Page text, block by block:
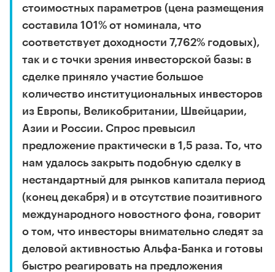
стоимостных параметров (цена размещения
составила 101% от номинала, что
соответствует доходности 7,762% годовых),
так и с точки зрения инвесторской базы: в
сделке приняло участие большое
количество институциональных инвесторов
из Европы, Великобритании, Швейцарии,
Азии и России. Спрос превысил
предложение практически в 1,5 раза. То, что
нам удалось закрыть подобную сделку в
нестандартный для рынков капитала период
(конец декабря) и в отсутствие позитивного
международного новостного фона, говорит
о том, что инвесторы внимательно следят за
деловой активностью Альфа-Банка и готовы
быстро реагировать на предложения